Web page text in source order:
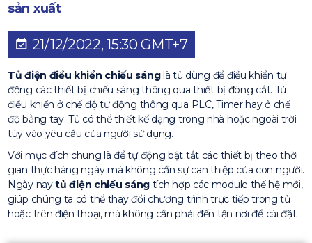
sản xuất
21/12/2022, 15:30 GMT+7
Tủ điện điều khiển chiếu sánglà tủ dùng để điều khiển tự
động các thiết bị chiếu sáng thông qua thiết bị đóng cắt. Tủ
điều khiển ở chế độ tự động thông qua PLC, Timer hay ở chế
độ bằng tay. Tủ có thể thiết kế dạng trong nhà hoặc ngoài trời
tùy váo yêu cầu của người sử dụng.
Với mục đích chung là để tự động bật tắt các thiết bị theo thời
gian thực hàng ngày mà không cần sự can thiệp của con người.
Ngày naytủ điện chiếu sángtích hợp các module thế hệ mới,
giúp chúng ta có thể thay đổi chương trình trực tiếp trong tủ
hoặc trên điện thoại, mà không cần phải đến tận nơi để cài đặt.